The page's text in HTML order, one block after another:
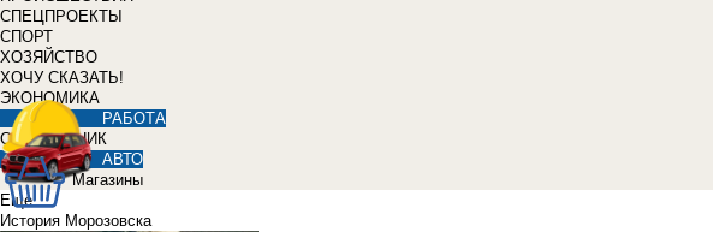
СПЕЦПРОЕКТЫ
СПОРТ
ХОЗЯЙСТВО
ХОЧУ СКАЗАТЬ!
ЭКОНОМИКА
РАБОТА
СПРАВОЧНИК
АВТО
Магазины
Еще
История Морозовска